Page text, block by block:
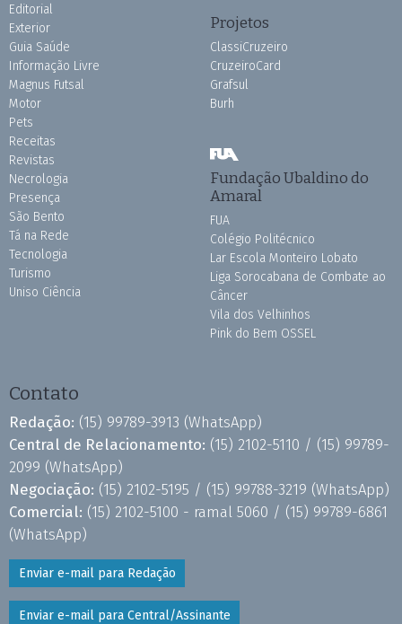
Editorial
Exterior
Guia Saúde
Informação Livre
Magnus Futsal
Motor
Pets
Receitas
Revistas
Necrologia
Presença
São Bento
Tá na Rede
Tecnologia
Turismo
Uniso Ciência
Projetos
ClassiCruzeiro
CruzeiroCard
Grafsul
Burh
Fundação Ubaldino do
Amaral
FUA
Colégio Politécnico
Lar Escola Monteiro Lobato
Liga Sorocabana de Combate ao
Câncer
Vila dos Velhinhos
Pink do Bem OSSEL
Contato
Redação: (15) 99789-3913 (WhatsApp)
Central de Relacionamento: (15) 2102-5110 / (15) 99789-
2099 (WhatsApp)
Negociação: (15) 2102-5195 / (15) 99788-3219 (WhatsApp)
Comercial: (15) 2102-5100 - ramal 5060 / (15) 99789-6861
(WhatsApp)
Enviar e-mail para Redação
Enviar e-mail para Central/Assinante